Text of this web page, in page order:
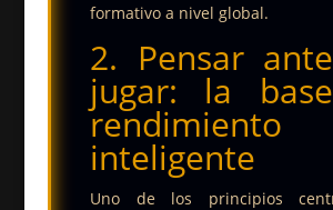
formativo a nivel global.
2. Pensar
jugar: la
rendimiento
inteligente
Uno de los principios